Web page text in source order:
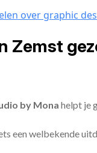
over graphic
Zemst
by Mona helpt je
een welbekende